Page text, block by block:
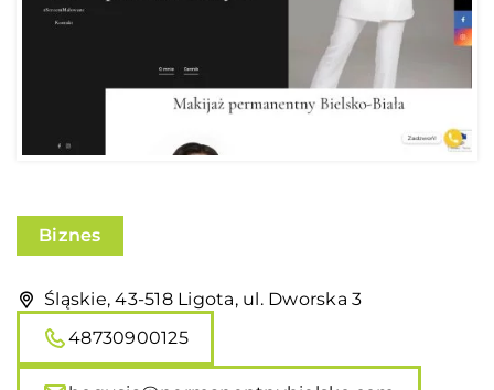
Biznes
Śląskie, 43-518 Ligota, ul. Dworska 3
48730900125